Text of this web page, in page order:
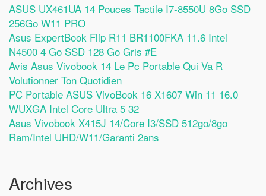
ASUS UX461UA 14 Pouces Tactile I7-8550U 8Go SSD
256Go W11 PRO
Asus ExpertBook Flip R11 BR1100FKA 11.6 Intel
N4500 4 Go SSD 128 Go Gris #E
Avis Asus Vivobook 14 Le Pc Portable Qui Va R
Volutionner Ton Quotidien
PC Portable ASUS VivoBook 16 X1607 Win 11 16.0
WUXGA Intel Core Ultra 5 32
Asus Vivobook X415J 14/Core I3/SSD 512go/8go
Ram/Intel UHD/W11/Garanti 2ans
Archives